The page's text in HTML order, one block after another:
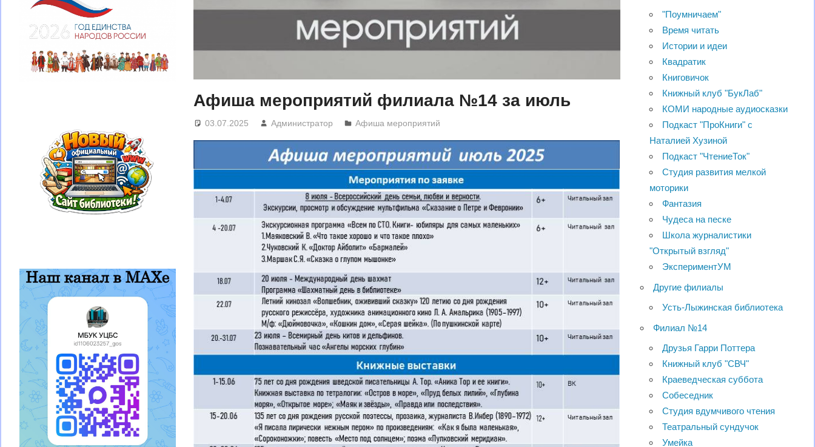
Афиша мероприятий филиала №14 за июль
03.07.2025 Администратор Афиша мероприятий
"Поумничаем"
Время читать
Истории и идеи
Квадратик
Книговичок
Книжный клуб "БукЛаб"
КОМИ народные аудиосказки
Подкаст "ПроКниги" с
Наталией Хузиной
Подкаст "ЧтениеТок"
Студия развития мелкой
моторики
Фантазия
Чудеса на песке
Школа журналистики
"Открытый взгляд"
ЭкспериментУМ
Другие филиалы
Усть-Лыжинская библиотека
Филиал №14
Друзья Гарри Поттера
Книжный клуб "СВЧ"
Краеведческая суббота
Собеседник
Студия вдумчивого чтения
Театральный сундучок
Умейка